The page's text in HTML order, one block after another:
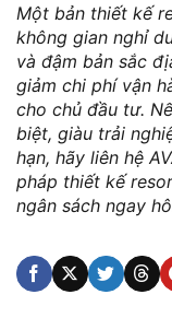
Một bản thiết kế
không gian nghỉ
và đậm bản sắc
giảm chi phí vận
cho chủ đầu tư.
biệt, giàu trải
hạn, hãy liên hệ
pháp thiết kế
ngân sách ngay